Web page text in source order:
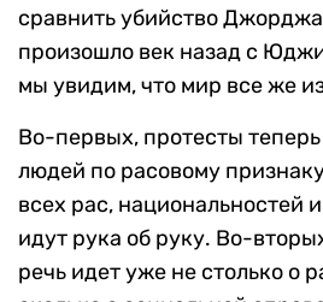
сравнить убийство
произошло век назад с
мы увидим, что мир все же
Во-первых, протесты
людей по расовому
всех рас, национальностей
идут рука об руку. Во-
речь идет уже не столько о